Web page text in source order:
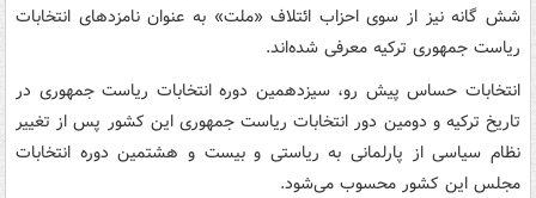
شش گانه نیز از سوی احزاب ائتلاف «ملت» به عنوان نامزدهای انتخابات
ریاست جمهوری ترکیه معرفی شده‌اند.
انتخابات حساس پیش رو، سیزدهمین دوره انتخابات ریاست جمهوری در
تاریخ ترکیه و دومین دور انتخابات ریاست جمهوری این کشور پس از تغییر
نظام سیاسی از پارلمانی به ریاستی و بیست و هشتمین دوره انتخابات
مجلس این کشور محسوب می‌شود.